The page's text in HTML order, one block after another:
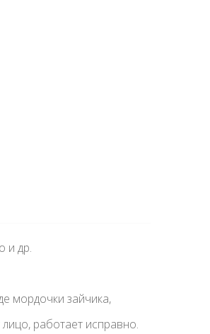
и др. ᅠ
мордочки зайчика,
работает исправно.